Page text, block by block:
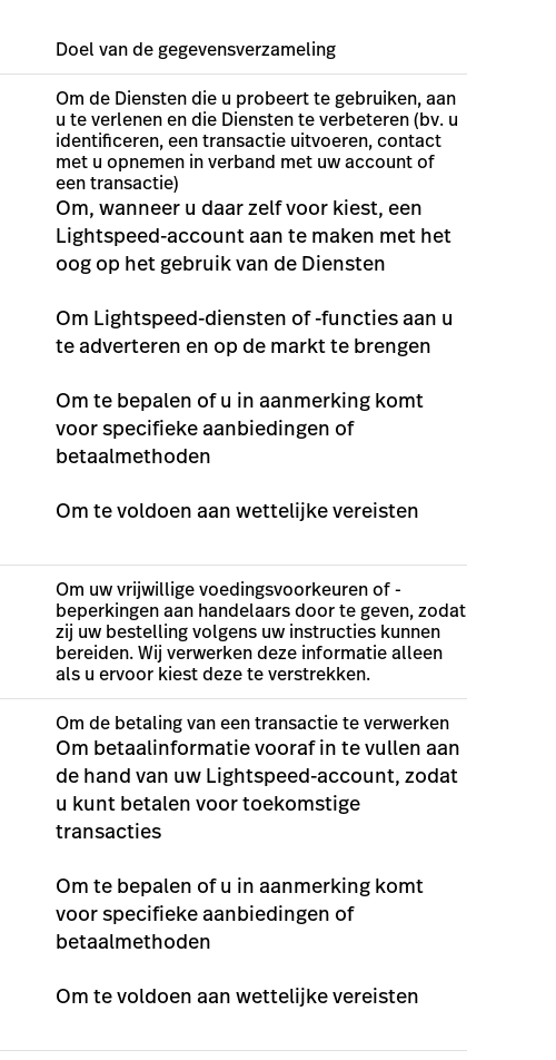
Doel van de gegevensverzameling
Om de Diensten die u probeert te gebruiken, aan
u te verlenen en die Diensten te verbeteren (bv. u
identificeren, een transactie uitvoeren, contact
met u opnemen in verband met uw account of
een transactie)
Om, wanneer u daar zelf voor kiest, een
Lightspeed-account aan te maken met het
oog op het gebruik van de Diensten
Om Lightspeed-diensten of -functies aan u
te adverteren en op de markt te brengen
Om te bepalen of u in aanmerking komt
voor specifieke aanbiedingen of
betaalmethoden
Om te voldoen aan wettelijke vereisten
Om uw vrijwillige voedingsvoorkeuren of -
beperkingen aan handelaars door te geven, zodat
zij uw bestelling volgens uw instructies kunnen
bereiden. Wij verwerken deze informatie alleen
als u ervoor kiest deze te verstrekken.
Om de betaling van een transactie te verwerken
Om betaalinformatie vooraf in te vullen aan
de hand van uw Lightspeed-account, zodat
u kunt betalen voor toekomstige
transacties
Om te bepalen of u in aanmerking komt
voor specifieke aanbiedingen of
betaalmethoden
Om te voldoen aan wettelijke vereisten